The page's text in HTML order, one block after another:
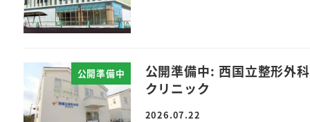
公開準備中
公開準備中: 西国立整形外科
クリニック
2026.07.22